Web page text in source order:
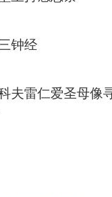
钟经
夫雷仁爱圣母像